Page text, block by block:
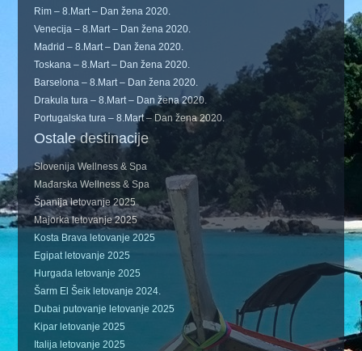
Rim – 8.Mart – Dan žena 2020.
Venecija – 8.Mart – Dan žena 2020.
Madrid – 8.Mart – Dan žena 2020.
Toskana – 8.Mart – Dan žena 2020.
Barselona – 8.Mart – Dan žena 2020.
Drakula tura – 8.Mart – Dan žena 2020.
Portugalska tura – 8.Mart – Dan žena 2020.
Ostale destinacije
Slovenija Wellness & Spa
Mađarska Wellness & Spa
Španija letovanje 2025
Majorka letovanje 2025
Kosta Brava letovanje 2025
Egipat letovanje 2025
Hurgada letovanje 2025
Šarm El Šeik letovanje 2024.
Dubai putovanje letovanje 2025
Kipar letovanje 2025
Italija letovanje 2025